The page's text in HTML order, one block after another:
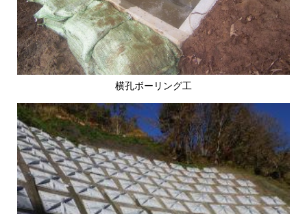
横孔ボーリング工